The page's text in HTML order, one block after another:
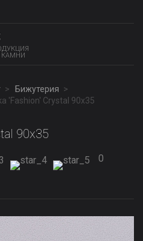
КАМНИ
Бижутерия
'Fashion' Сrystal 90х35
90х35
0